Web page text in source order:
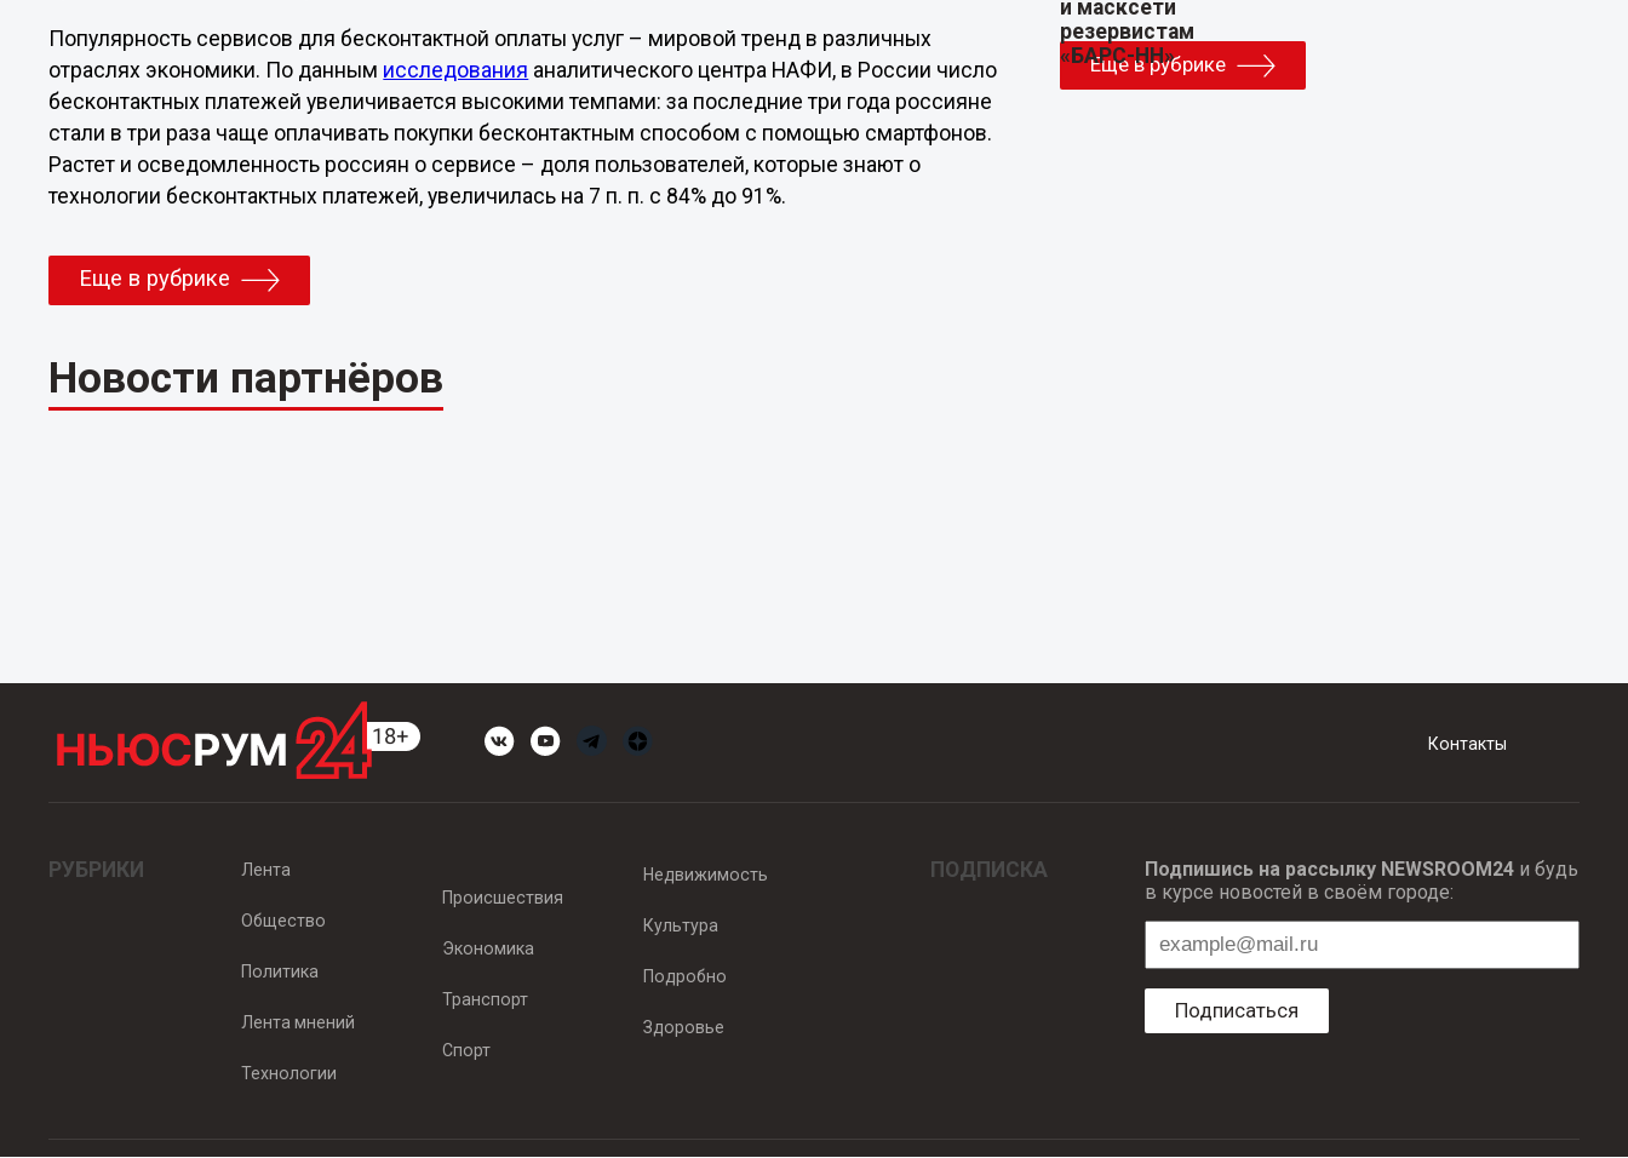
Популярность сервисов для бесконтактной оплаты услуг – мировой тренд в различных
отраслях экономики. По данным исследования аналитического центра НАФИ, в России число
бесконтактных платежей увеличивается высокими темпами: за последние три года россияне
стали в три раза чаще оплачивать покупки бесконтактным способом с помощью смартфонов.
Растет и осведомленность россиян о сервисе – доля пользователей, которые знают о
технологии бесконтактных платежей, увеличилась на 7 п. п. с 84% до 91%.
Еще в рубрике
Новости партнёров
Еще в рубрике
Контакты
РУБРИКИ Лента
Общество
Политика
Лента мнений
Технологии
Происшествия
Экономика
Транспорт
Спорт
Недвижимость
Культура
Подробно
Здоровье
ПОДПИСКА Подпишись на рассылку NEWSROOM24и будь
в курсе новостей в своём городе:
Подписаться